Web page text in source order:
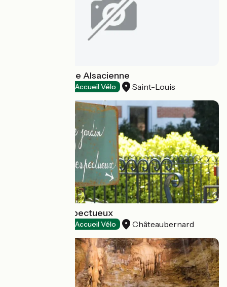
Petite Camargue Alsacienne
Accueil Vélo Saint-Louis
Les Jardins Respectueux
Accueil Vélo Châteaubernard